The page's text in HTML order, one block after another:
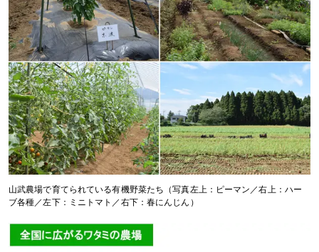
山武農場で育てられている有機野菜たち（写真左上：ピーマン／右上：ハー
ブ各種／左下：ミニトマト／右下：春にんじん）